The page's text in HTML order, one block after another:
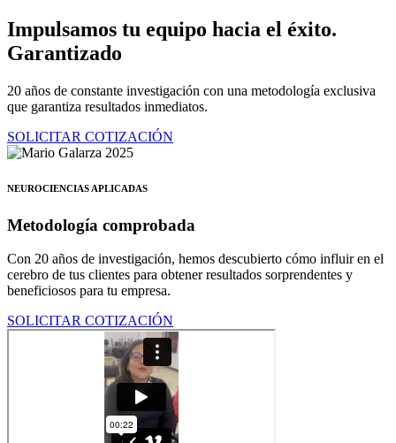
Ir
al
contenido
Impulsamos tu equipo hacia el éxito.
Garantizado
20 años de constante investigación con una metodología exclusiva
que garantiza resultados inmediatos.
SOLICITAR COTIZACIÓN
NEUROCIENCIAS APLICADAS
Metodología comprobada
Con 20 años de investigación, hemos descubierto cómo influir en el
cerebro de tus clientes para obtener resultados sorprendentes y
beneficiosos para tu empresa.
SOLICITAR COTIZACIÓN